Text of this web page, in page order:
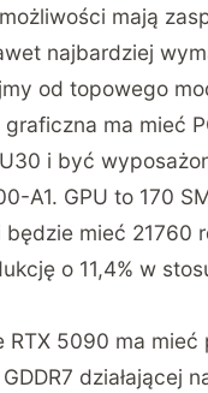
mają
najbardziej
od topowego
ma mieć
i być
A1. GPU to 170
będzie mieć 21760
o 11,4% w
RTX 5090 ma mieć
działającej